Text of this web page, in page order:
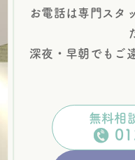
お電話は専門スタ
深夜・早朝でも ご
無料相